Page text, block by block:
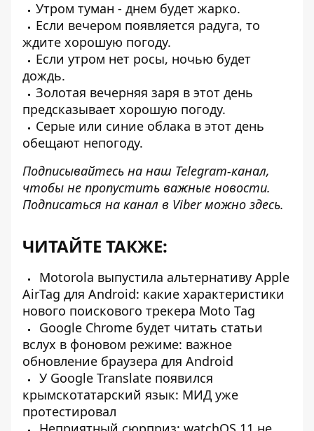
Утром туман - днем ​​будет жарко.
Если вечером появляется радуга, то
ждите хорошую погоду.
Если утром нет росы, ночью будет
дождь.
Золотая вечерняя заря в этот день
предсказывает хорошую погоду.
Серые или синие облака в этот день
обещают непогоду.
Подписывайтесь на наш Telegram-канал,
чтобы не пропустить важные новости.
Подписаться на канал в Viber можно здесь.
ЧИТАЙТЕ ТАКЖЕ:
Motorola выпустила альтернативу Apple
AirTag для Android: какие характеристики
нового поискового трекера Moto Tag
Google Chrome будет читать статьи
вслух в фоновом режиме: важное
обновление браузера для Android
У Google Translate появился
крымскотатарский язык: МИД уже
протестировал